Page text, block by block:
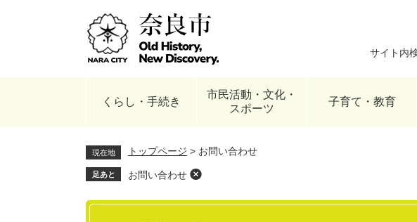
サイト内
くらし・手続き
市民活動・文化・
スポーツ
子育て・教育
現在地 トップページ > お問い合わせ
足あと お問い合わせ
本